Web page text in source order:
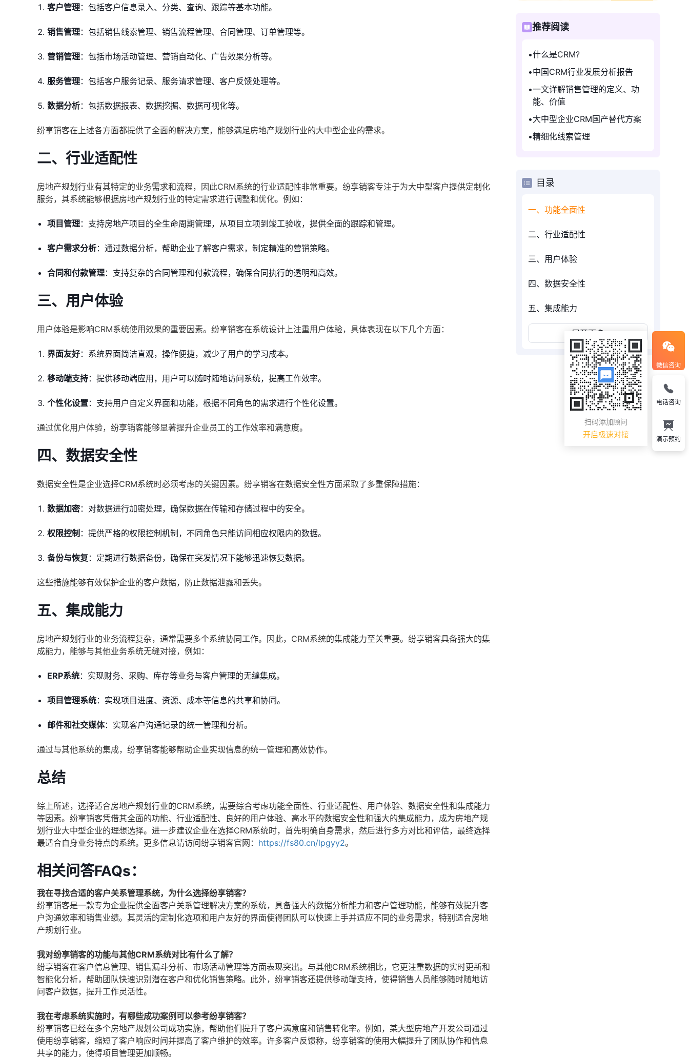
客户管理：包括客户信息录入、分类、查询、跟踪等基本功能。
销售管理：包括销售线索管理、销售流程管理、合同管理、订单管理等。
营销管理：包括市场活动管理、营销自动化、广告效果分析等。
服务管理：包括客户服务记录、服务请求管理、客户反馈处理等。
数据分析：包括数据报表、数据挖掘、数据可视化等。
纷享销客在上述各方面都提供了全面的解决方案，能够满足房地产规划行业的大中型企业的需求。
二、行业适配性
房地产规划行业有其特定的业务需求和流程，因此CRM系统的行业适配性非常重要。纷享销客专注于为大中型客户提供定制化
服务，其系统能够根据房地产规划行业的特定需求进行调整和优化。例如：
项目管理：支持房地产项目的全生命周期管理，从项目立项到竣工验收，提供全面的跟踪和管理。
客户需求分析：通过数据分析，帮助企业了解客户需求，制定精准的营销策略。
合同和付款管理：支持复杂的合同管理和付款流程，确保合同执行的透明和高效。
三、用户体验
用户体验是影响CRM系统使用效果的重要因素。纷享销客在系统设计上注重用户体验，具体表现在以下几个方面：
界面友好：系统界面简洁直观，操作便捷，减少了用户的学习成本。
移动端支持：提供移动端应用，用户可以随时随地访问系统，提高工作效率。
个性化设置：支持用户自定义界面和功能，根据不同角色的需求进行个性化设置。
通过优化用户体验，纷享销客能够显著提升企业员工的工作效率和满意度。
四、数据安全性
数据安全性是企业选择CRM系统时必须考虑的关键因素。纷享销客在数据安全性方面采取了多重保障措施：
数据加密：对数据进行加密处理，确保数据在传输和存储过程中的安全。
权限控制 ：提供严格的权限控制机制，不同角色只能访问相应权限内的数据。
备份与恢复 ：定期进行数据备份，确保在突发情况下能够迅速恢复数据。
这些措施能够有效保护企业的客户数据，防止数据泄露和丢失。
五、集成能力
房地产规划行业的业务流程复杂，通常需要多个系统协同工作。因此，CRM系统的集成能力至关重要。纷享销客具备强大的集
成能力，能够与其他业务系统无缝对接，例如：
ERP系统：实现财务、采购、库存等业务与客户管理的无缝集成。
项目管理系统：实现项目进度、资源、成本等信息的共享和协同。
邮件和社交媒体：实现客户沟通记录的统一管理和分析。
通过与其他系统的集成，纷享销客能够帮助企业实现信息的统一管理和高效协作。
总结
综上所述，选择适合房地产规划行业的CRM系统，需要综合考虑功能全面性、行业适配性、用户体验、数据安全性和集成能力
等因素。纷享销客凭借其全面的功能、行业适配性、良好的用户体验、高水平的数据安全性和强大的集成能力，成为房地产规
划行业大中型企业的理想选择。进一步建议企业在选择CRM系统时，首先明确自身需求，然后进行多方对比和评估，最终选择
最适合自身业务特点的系统。更多信息请访问纷享销客官网： https://fs80.cn/lpgyy2。
相关问答FAQs：
我在寻找合适的客户关系管理系统，为什么选择纷享销客？
纷享销客是一款专为企业提供全面客户关系管理解决方案的系统，具备强大的数据分析能力和客户管理功能，能够有效提升客
户沟通效率和销售业绩。其灵活的定制化选项和用户友好的界面使得团队可以快速上手并适应不同的业务需求，特别适合房地
产规划行业。
我对纷享销客的功能与其他CRM系统对比有什么了解？
纷享销客在客户信息管理、销售漏斗分析、市场活动管理等方面表现突出。与其他CRM系统相比，它更注重数据的实时更新和
智能化分析，帮助团队快速识别潜在客户和优化销售策略。此外，纷享销客还提供移动端支持，使得销售人员能够随时随地访
问客户数据，提升工作灵活性。
我在考虑系统实施时，有哪些成功案例可以参考纷享销客？
纷享销客已经在多个房地产规划公司成功实施，帮助他们提升了客户满意度和销售转化率。例如，某大型房地产开发公司通过
使用纷享销客，缩短了客户响应时间并提高了客户维护的效率。许多客户反馈称，纷享销客的使用大幅提升了团队协作和信息
共享的能力，使得项目管理更加顺畅。
推荐阅读
什么是CRM?
中国CRM行业发展分析报告
一文详解销售管理的定义、功
能、价值
大中型企业CRM国产替代方案
精细化线索管理
目录
一、功能全面性
二、行业适配性
三、用户体验
四、数据安全性
五、集成能力
展开更多
微信咨询
扫码添加顾问
开启极速对接
电话咨询
演示预约